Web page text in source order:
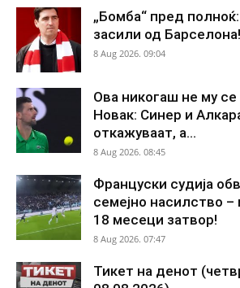
„Бомба“ пред
засили од Барселона!
8 Aug 2026. 09:04
Ова никогаш не му се
Новак: Синер и
откажуваат, а...
8 Aug 2026. 08:45
Француски судија
семејно насилство –
18 месеци затвор!
8 Aug 2026. 07:47
Тикет на денот